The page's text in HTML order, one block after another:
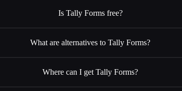
Is Tally Forms free?
What are alternatives to Tally Forms?
Where can I get Tally Forms?